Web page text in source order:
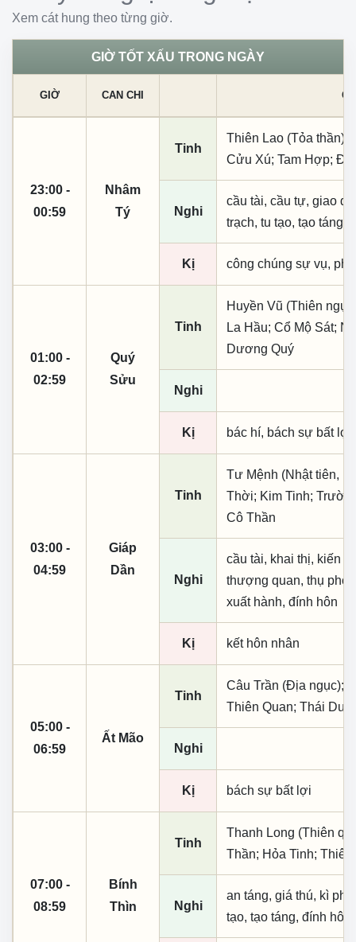
Xem cát hung theo từng giờ.
GIỜ TỐT XẤU TRONG NGÀY
GIỜ CAN CHI
23:00 -
00:59
Nhâm
Tý
Tinh
Thiên Lao (Tỏa thần);
Cửu Xú; Tam Hợp;
Nghi
cầu tài, cầu tự, giao
trạch, tu tạo, tạo táng,
Kị công chúng sự vụ,
01:00 -
02:59
Quý
Sửu
Tinh
Huyền Vũ (Thiên
La Hầu; Cổ Mộ Sát;
Dương Quý
Nghi
Kị bác hí, bách sự bất
03:00 -
04:59
Giáp
Dần
Tinh
Tư Mệnh (Nhật tiên,
Thời; Kim Tinh;
Cô Thần
Nghi
cầu tài, khai thị, kiến
thượng quan, thụ
xuất hành, đính hôn
Kị kết hôn nhân
05:00 -
06:59
Ất Mão
Tinh
Câu Trần (Địa ngục);
Thiên Quan; Thái
Nghi
Kị bách sự bất lợi
07:00 -
08:59
Bính
Thìn
Tinh
Thanh Long (Thiên
Thần; Hỏa Tinh;
Nghi
an táng, giá thú, kì
tạo, tạo táng, đính hôn